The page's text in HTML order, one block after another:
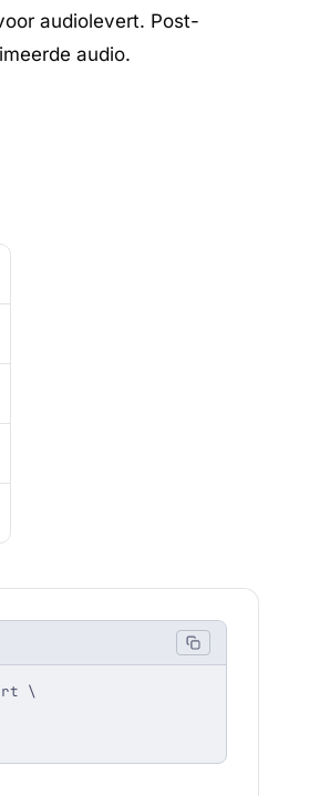
audiolevert. Post-
audio.
\